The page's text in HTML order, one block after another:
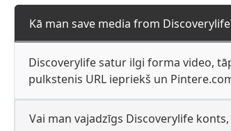
Kā man save media from
Discoverylife satur ilgi forma video,
pulkstenis URL iepriekš un
Vai man vajadzīgs Discoverylife